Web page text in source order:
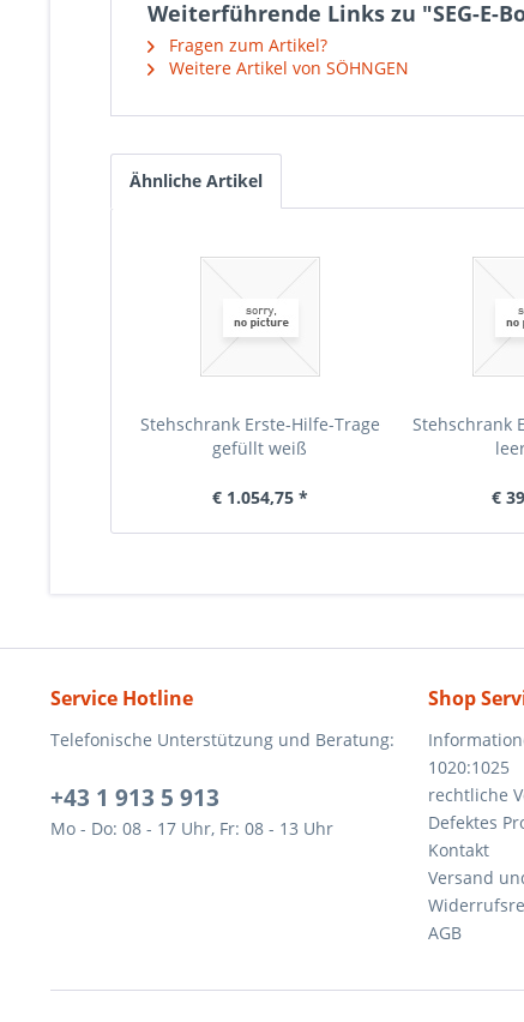
Weiterführende Links zu "SEG-E-
Fragen zum Artikel?
Weitere Artikel von SÖHNGEN
Ähnliche Artikel
Stehschrank Erste-Hilfe-Trage
gefüllt weiß
€ 1.054,75 *
Stehschrank
€
Service Hotline
Telefonische Unterstützung und Beratung:
+43 1 913 5 913
Mo - Do: 08 - 17 Uhr, Fr: 08 - 13 Uhr
Shop
1020:1025
rechtliche
Defektes
Kontakt
Versand
AGB